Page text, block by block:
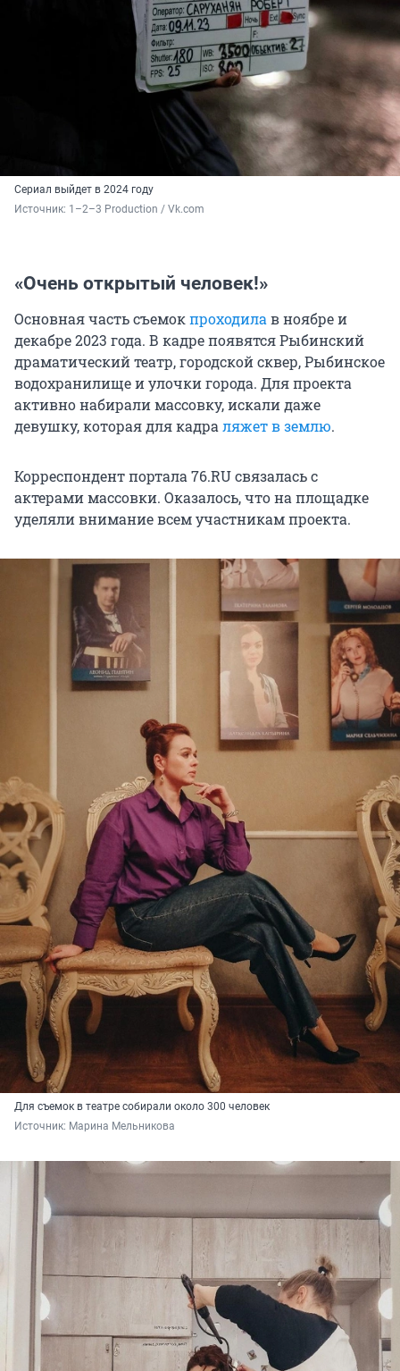
Сериал выйдет в 2024 году
Источник: 1–2–3 Production / Vk.com
«Очень открытый человек!»
Основная часть съемокпроходилав ноябре и
декабре 2023 года. В кадре появятся Рыбинский
драматический театр, городской сквер, Рыбинское
водохранилище и улочки города. Для проекта
активно набирали массовку, искали даже
девушку, которая для кадраляжет в землю.
Корреспондент портала 76.RU связалась с
актерами массовки. Оказалось, что на площадке
уделяли внимание всем участникам проекта.
Для съемок в театре собирали около 300 человек
Источник: Марина Мельникова